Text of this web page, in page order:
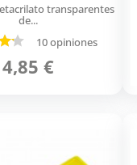
transparentes
de...
10 opiniones
4,85 €